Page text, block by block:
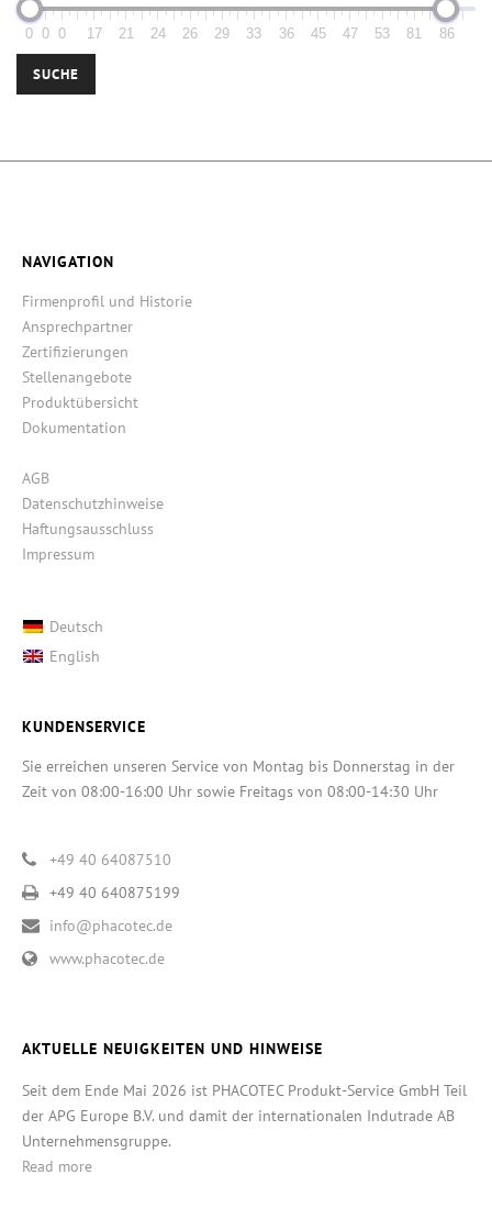
0 0 0 17 21 24 26 29 33 36 45 47 53 81 86
SUCHE
NAVIGATION
Firmenprofil und Historie
Ansprechpartner
Zertifizierungen
Stellenangebote
Produktübersicht
Dokumentation
AGB
Datenschutzhinweise
Haftungsausschluss
Impressum
Deutsch
English
KUNDENSERVICE
Sie erreichen unseren Service von Montag bis Donnerstag in der
Zeit von 08:00-16:00 Uhr sowie Freitags von 08:00-14:30 Uhr
+49 40 64087510
+49 40 640875199
info@phacotec.de
www.phacotec.de
AKTUELLE NEUIGKEITEN UND HINWEISE
Seit dem Ende Mai 2026 ist PHACOTEC Produkt-Service GmbH Teil
der APG Europe B.V. und damit der internationalen Indutrade AB
Unternehmensgruppe.
Read more